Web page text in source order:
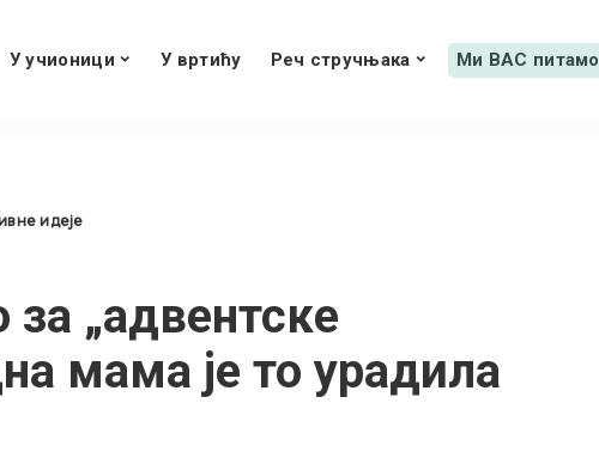
У учионици У вртићу Реч стручњака Ми ВАС питамо
идеје
за „адвентске
мама је то урадила